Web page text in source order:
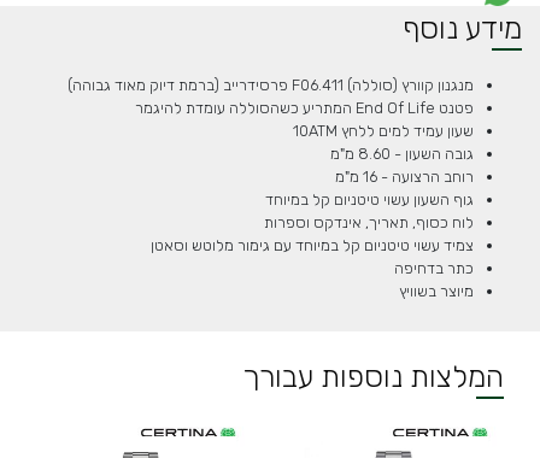
מידע נוסף
מנגנון קוורץ (סוללה) F06.411 פרסידרייב (ברמת דיוק מאוד גבוהה)
פטנט End Of Life המתריע כשהסוללה עומדת להיגמר
שעון עמיד למים ללחץ 10ATM
גובה השעון - 8.60 מ"מ
רוחב הרצועה - 16 מ"מ
גוף השעון עשוי טיטניום קל במיוחד
לוח כסוף, תאריך, אינדקס וספרות
צמיד עשוי טיטניום קל במיוחד עם גימור מלוטש וסאטן
כתר בדחיפה
מיוצר בשוויץ
המלצות נוספות עבורך